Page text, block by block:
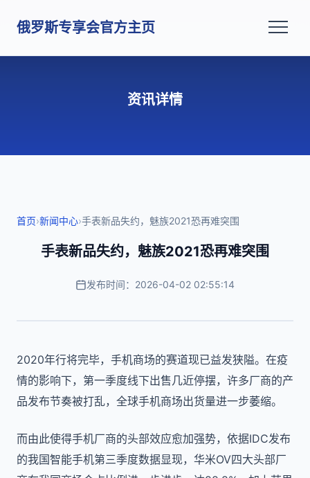
俄罗斯专享会官方主页
资讯详情
首页›新闻中心›手表新品失约，魅族2021恐再难突围
手表新品失约，魅族2021恐再难突围
发布时间：2026-04-02 02:55:14
2020年行将完毕，手机商场的赛道现已益发狭隘。在疫
情的影响下，第一季度线下出售几近停摆，许多厂商的产
品发布节奏被打乱，全球手机商场出货量进一步萎缩。
而由此使得手机厂商的头部效应愈加强势，依据IDC发布
的我国智能手机第三季度数据显现，华米OV四大头部厂